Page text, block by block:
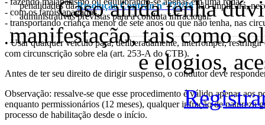
- com os faróis apagados.
- transportando criança menor de sete anos ou que não tenha, nas
• Usar qualquer veículo para, deliberadamente, interromper,
com circunscrição sobre ela (art. 253-A do CTB).
Antes de ter seu direito de dirigir suspenso, o condutor deve
Observação: ressalve-se que esse procedimento é válido apenas
enquanto permissionários (12 meses), qualquer infração de natureza
processo de habilitação desde o início.
penalidades daResolução Contran nº 723/18não implicará,
administrativas previstas para a conduta infracional.
Caso ainda tenha
manifestação, tais como
e elogios,